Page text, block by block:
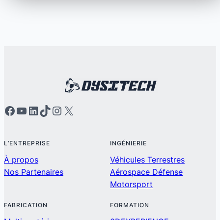
L’ENTREPRISE
À propos
Nos Partenaires
INGÉNIERIE
Véhicules Terrestres
Aérospace Défense
Motorsport
FABRICATION FORMATION